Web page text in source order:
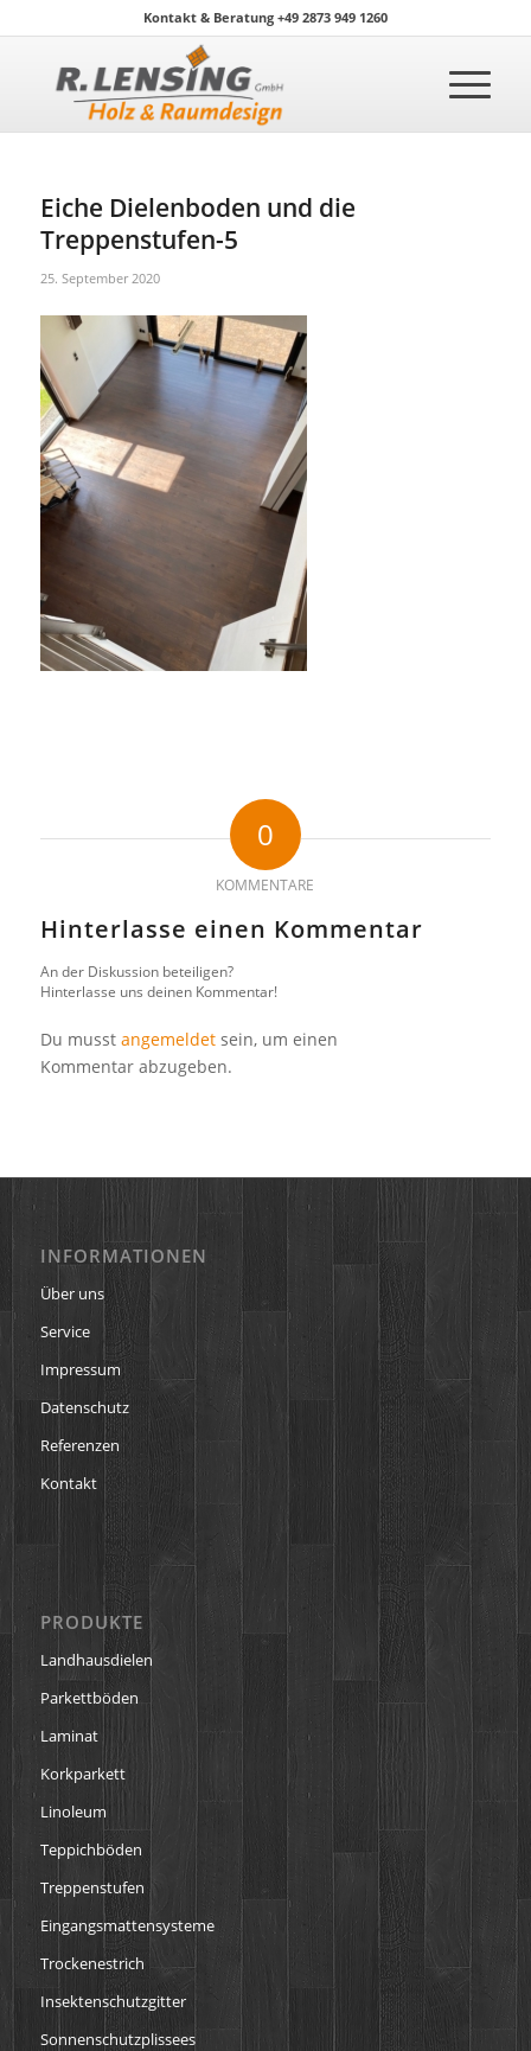
Kontakt & Beratung +49 2873 949 1260
Eiche Dielenboden und die
Treppenstufen-5
25. September 2020
0
KOMMENTARE
Hinterlasse einen Kommentar
An der Diskussion beteiligen?
Hinterlasse uns deinen Kommentar!
Du musst angemeldetsein, um einen
Kommentar abzugeben.
INFORMATIONEN
Über uns
Service
Impressum
Datenschutz
Referenzen
Kontakt
PRODUKTE
Landhausdielen
Parkettböden
Laminat
Korkparkett
Linoleum
Teppichböden
Treppenstufen
Eingangsmattensysteme
Trockenestrich
Insektenschutzgitter
Sonnenschutzplissees